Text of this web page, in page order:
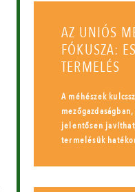
AZ UNIÓS
FÓKUSZA:
TERMELÉS
A méhészek
jelentősen
termelésük